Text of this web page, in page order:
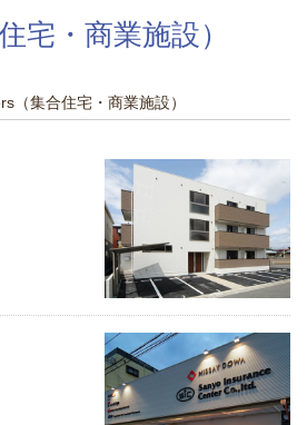
宅・商業施設）
（集合住宅・商業施設）